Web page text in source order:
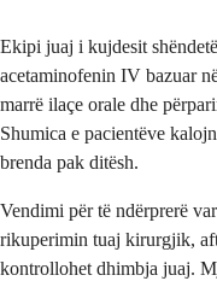
Ekipi juaj i kujdesit
acetaminofenin IV bazuar
marrë ilaçe orale dhe
Shumica e pacientëve
brenda pak ditësh.
Vendimi për të ndërprerë
rikuperimin tuaj kirurgjik,
kontrollohet dhimbja juaj.